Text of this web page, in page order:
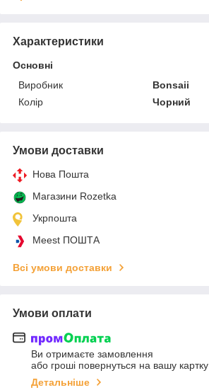
Характеристики
Основні
Виробник
Bonsaii
Колір
Чорний
Умови доставки
Нова Пошта
Магазини Rozetka
Укрпошта
Meest ПОШТА
Всі умови доставки
Умови оплати
Ви отримаєте замовлення
або гроші повернуться на вашу картку
Детальніше